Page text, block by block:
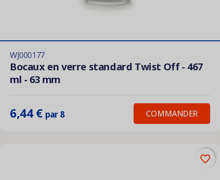
WJ000177
Bocaux en verre standard Twist Off - 467
ml - 63 mm
6,44 € par 8 COMMANDER
favorite_border